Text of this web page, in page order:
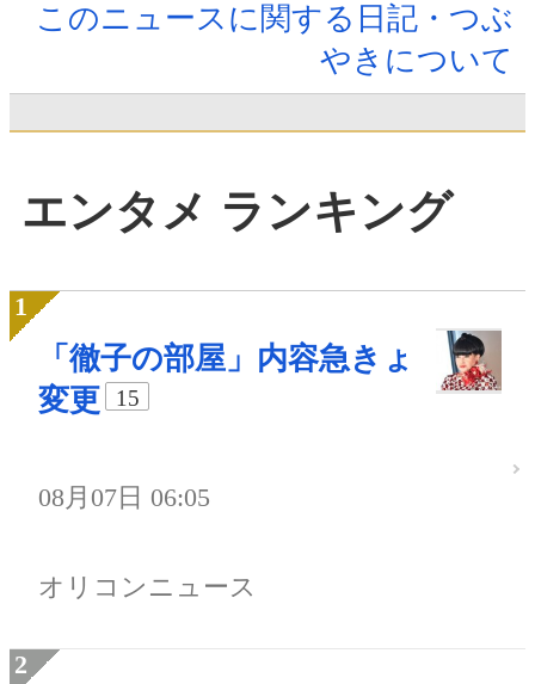
このニュースに関する日記・つぶ
やきについて
エンタメ ランキング
「徹子の部屋」内容急きょ
変更
15
08月07日 06:05
オリコンニュース